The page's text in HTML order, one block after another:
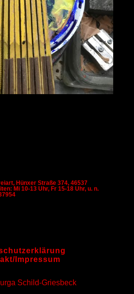
Hünxer Straße 374, 46537
Mi 10-13 Uhr, Fr 15-18 Uhr, u. n.
Impressum
Schild-Griesbeck